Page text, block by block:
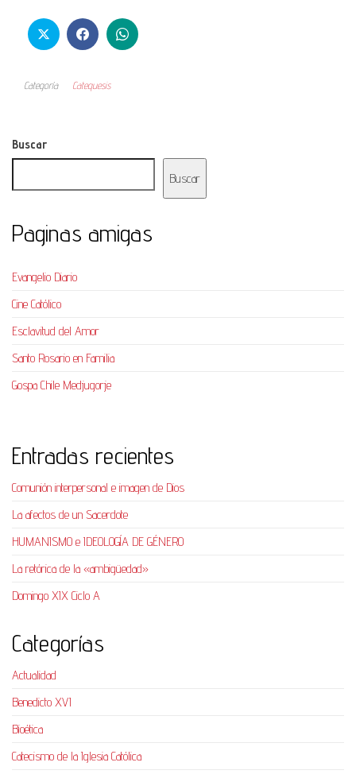
Categoría Catequesis
Buscar
Buscar
Paginas amigas
Evangelio Diario
Cine Católico
Esclavitud del Amor
Santo Rosario en Familia
Gospa Chile Medjugorje
Entradas recientes
Comunión interpersonal e imagen de Dios
La afectos de un Sacerdote
HUMANISMO e IDEOLOGÍA DE GÉNERO
La retórica de la «ambigüedad»
Domingo XIX Ciclo A
Categorías
Actualidad
Benedicto XVI
Bioética
Catecismo de la Iglesia Católica